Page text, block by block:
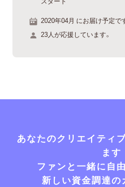
2020年04月 にお届け予定で
23人が応援しています。
あなたのクリエイティ
ます
ファンと一緒に自
新しい資金調達の